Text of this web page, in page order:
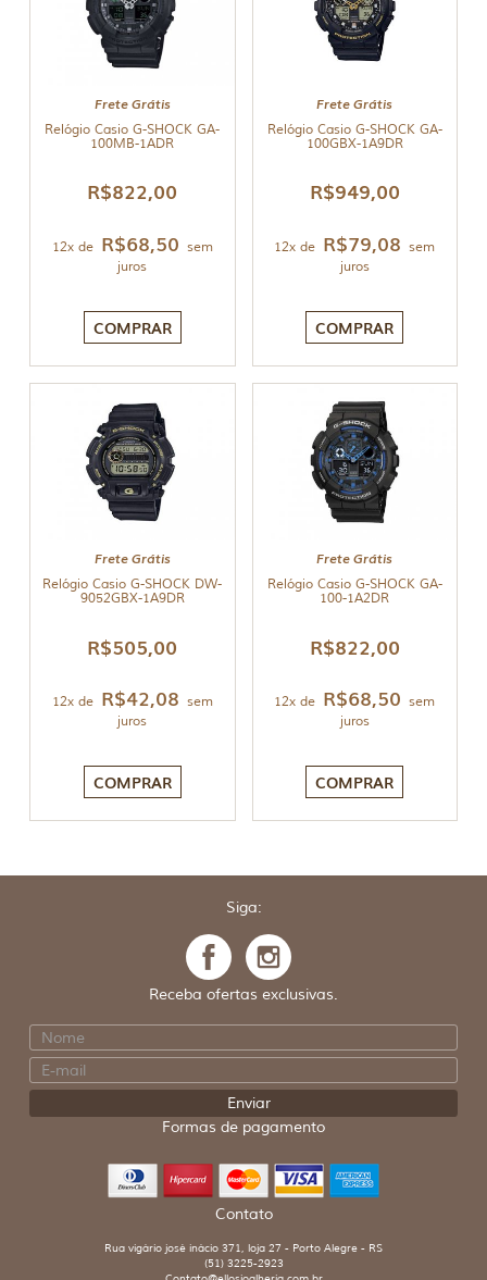
Frete Grátis
Relógio Casio G-SHOCK GA-
100MB-1ADR
R$822,00
12x de R$68,50 sem
juros
COMPRAR
Frete Grátis
Relógio Casio G-SHOCK GA-
100GBX-1A9DR
R$949,00
12x de R$79,08 sem
juros
COMPRAR
Frete Grátis
Relógio Casio G-SHOCK DW-
9052GBX-1A9DR
R$505,00
12x de R$42,08 sem
juros
COMPRAR
Frete Grátis
Relógio Casio G-SHOCK GA-
100-1A2DR
R$822,00
12x de R$68,50 sem
juros
COMPRAR
Siga:
Receba ofertas exclusivas.
Formas de pagamento
Contato
Rua vigário josé inácio 371, loja 27 - Porto Alegre - RS
(51) 3225-2923